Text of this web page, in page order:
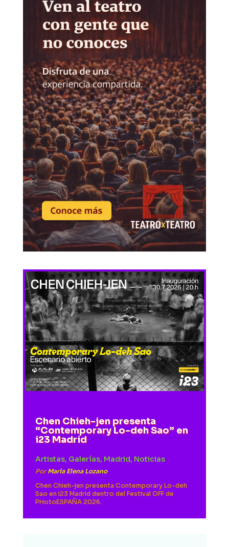
Chen Chieh-jen presenta
“Contemporary Lo-deh Sao” en
i23 Madrid
Artistas, Galerías, Madrid, Noticias
PorMaría Elena Lozano
Chen Chieh-jen presenta Contemporary Lo-deh
Sao en i23 Madrid dentro del Festival OFF de
PHotoESPAÑA 2026.